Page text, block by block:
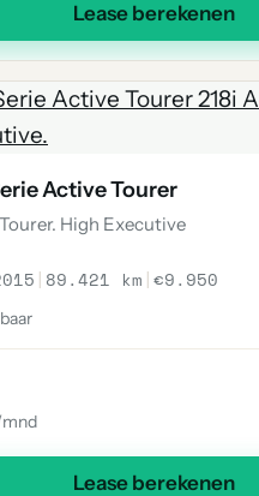
Lease berekenen
Active Tourer
High Executive
| 89.421 km |€9.950
Lease berekenen